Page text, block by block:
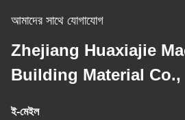
আমাদের সাথে যোগাযোগ
Zhejiang Huaxiajie
Building Material Co.,
ই-মেইল